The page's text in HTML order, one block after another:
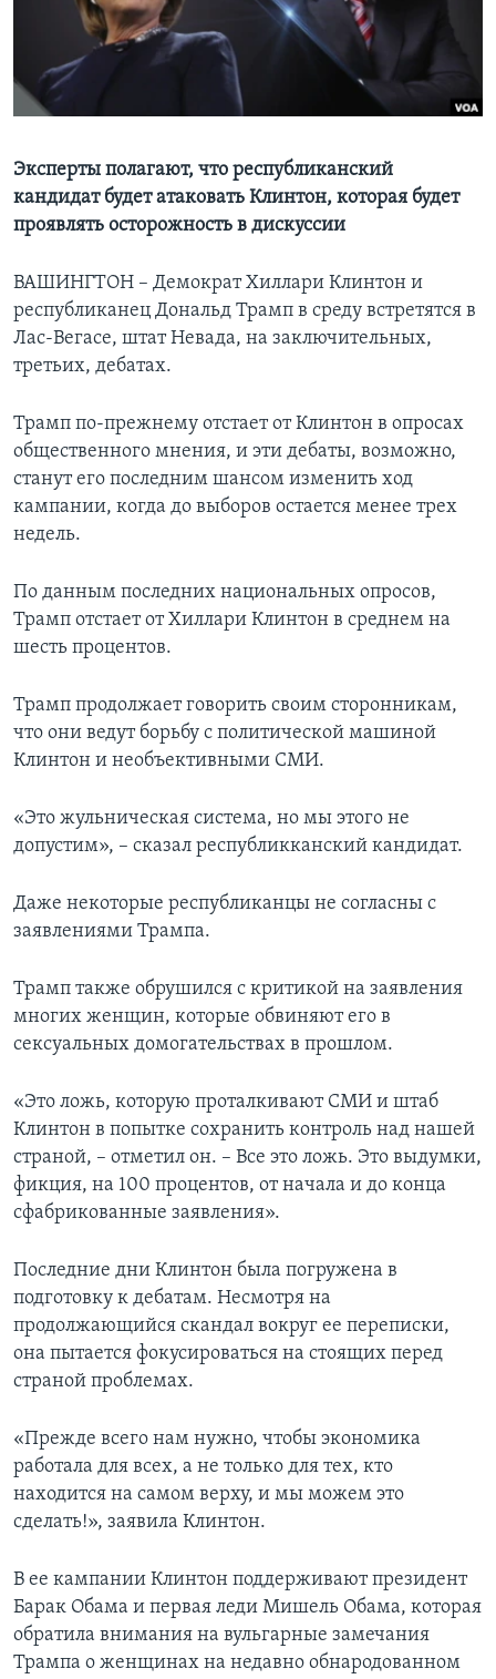
Learning English
СОЦИАЛЬНЫЕ СЕТИ
Языки
Эксперты полагают, что республиканский
кандидат будет атаковать Клинтон, которая будет
проявлять осторожность в дискуссии
ВАШИНГТОН – Демократ Хиллари Клинтон и
республиканец Дональд Трамп в среду встретятся в
Лас-Вегасе, штат Невада, на заключительных,
третьих, дебатах.
Трамп по-прежнему отстает от Клинтон в опросах
общественного мнения, и эти дебаты, возможно,
станут его последним шансом изменить ход
кампании, когда до выборов остается менее трех
недель.
По данным последних национальных опросов,
Трамп отстает от Хиллари Клинтон в среднем на
шесть процентов.
Трамп продолжает говорить своим сторонникам,
что они ведут борьбу с политической машиной
Клинтон и необъективными СМИ.
«Это жульническая система, но мы этого не
допустим», – сказал республикканский кандидат.
Даже некоторые республиканцы не согласны с
заявлениями Трампа.
Трамп также обрушился с критикой на заявления
многих женщин, которые обвиняют его в
сексуальных домогательствах в прошлом.
«Это ложь, которую проталкивают СМИ и штаб
Клинтон в попытке сохранить контроль над нашей
страной, – отметил он. – Все это ложь. Это выдумки,
фикция, на 100 процентов, от начала и до конца
сфабрикованные заявления».
Последние дни Клинтон была погружена в
подготовку к дебатам. Несмотря на
продолжающийся скандал вокруг ее переписки,
она пытается фокусироваться на стоящих перед
страной проблемах.
«Прежде всего нам нужно, чтобы экономика
работала для всех, а не только для тех, кто
находится на самом верху, и мы можем это
сделать!», заявила Клинтон.
В ее кампании Клинтон поддерживают президент
Барак Обама и первая леди Мишель Обама, которая
обратила внимания на вульгарные замечания
Трампа о женщинах на недавно обнародованном